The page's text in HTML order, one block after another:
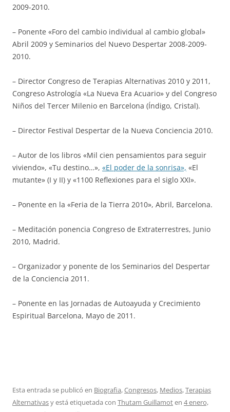
2009-2010.
– Ponente «Foro del cambio individual al cambio global»
Abril 2009 y Seminarios del Nuevo Despertar 2008-2009-
2010.
– Director Congreso de Terapias Alternativas 2010 y 2011,
Congreso Astrología «La Nueva Era Acuario» y del Congreso
Niños del Tercer Milenio en Barcelona (Índigo, Cristal).
– Director Festival Despertar de la Nueva Conciencia 2010.
– Autor de los libros «Mil cien pensamientos para seguir
viviendo», «Tu destino…», «El poder de la sonrisa», «El
mutante» (I y II) y «1100 Reflexiones para el siglo XXI».
– Ponente en la «Feria de la Tierra 2010», Abril, Barcelona.
– Meditación ponencia Congreso de Extraterrestres, Junio
2010, Madrid.
– Organizador y ponente de los Seminarios del Despertar
de la Conciencia 2011.
– Ponente en las Jornadas de Autoayuda y Crecimiento
Espiritual Barcelona, Mayo de 2011.
Esta entrada se publicó en Biografia,Congresos, Medios,Terapias
Alternativasy está etiquetada con Thutam Guillamoten 4 enero,